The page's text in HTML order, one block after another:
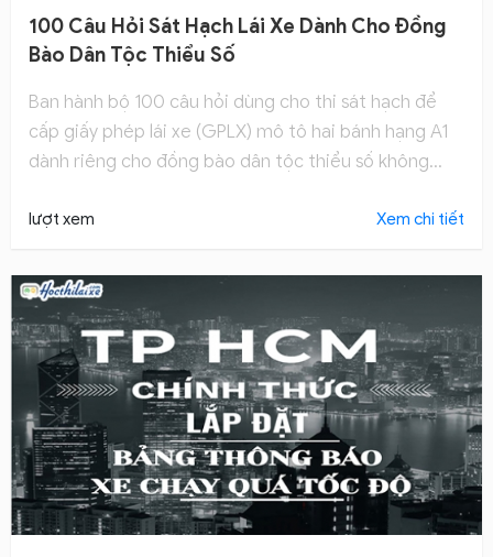
100 Câu Hỏi Sát Hạch Lái Xe Dành Cho Đồng
Bào Dân Tộc Thiểu Số
Ban hành bộ 100 câu hỏi dùng cho thi sát hạch để
cấp giấy phép lái xe (GPLX) mô tô hai bánh hạng A1
dành riêng cho đồng bào dân tộc thiểu số không
lượt xem Xem chi tiết